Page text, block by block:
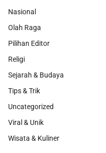
Nasional
Olah Raga
Pilihan Editor
Religi
Sejarah & Budaya
Tips & Trik
Uncategorized
Viral & Unik
Wisata & Kuliner